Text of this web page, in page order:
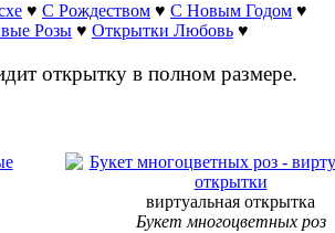
♥ С Рождеством ♥ С Новым Годом ♥
Розы ♥ Открытки Любовь ♥
открытку в полном размере.
виртуальная открытка
Букет многоцветных роз